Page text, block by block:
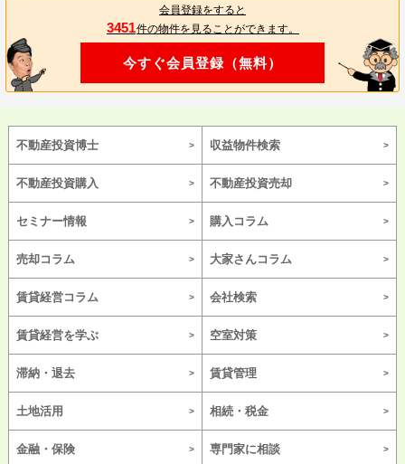
会員登録をすると
3451件の物件を見ることができます。
今すぐ会員登録（無料）
不動産投資博士 収益物件検索
不動産投資購入 不動産投資売却
セミナー情報 購入コラム
売却コラム 大家さんコラム
賃貸経営コラム 会社検索
賃貸経営を学ぶ 空室対策
滞納・退去 賃貸管理
土地活用 相続・税金
金融・保険 専門家に相談